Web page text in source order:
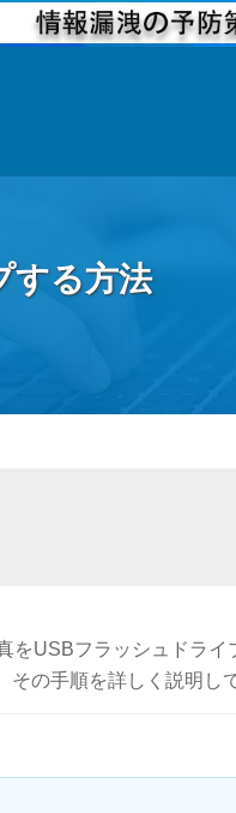
する方法
USBフラッシュドラ
の手順を詳しく説明し